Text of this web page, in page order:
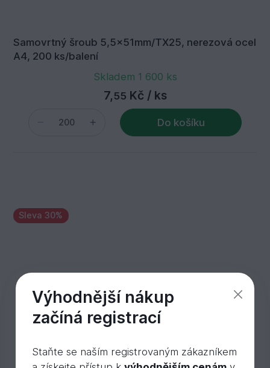
Samovrtný šroub 5,5x51mm/TX25, nerezová ocel
A4, 200 ks/balení
Skladem 1 600 ks
7, 55 Kč / ks
Do košíku
Sleva 30%
Výhodnější nákup
začíná registrací
Staňte se naším registrovaným zákazníkem